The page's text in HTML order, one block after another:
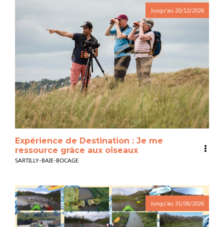
Jusqu'au 20/12/2026
Expérience de Destination : Je me
ressource grâce aux oiseaux
SARTILLY-BAIE-BOCAGE
Jusqu'au 31/08/2026